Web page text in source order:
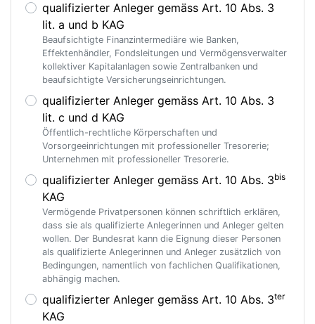
qualifizierter Anleger gemäss Art. 10 Abs. 3
lit. a und b KAG
Beaufsichtigte Finanzintermediäre wie Banken,
Effektenhändler, Fondsleitungen und Vermögensverwalter
kollektiver Kapitalanlagen sowie Zentralbanken und
beaufsichtigte Versicherungseinrichtungen.
qualifizierter Anleger gemäss Art. 10 Abs. 3
lit. c und d KAG
Öffentlich-rechtliche Körperschaften und
Vorsorgeeinrichtungen mit professioneller Tresorerie;
Unternehmen mit professioneller Tresorerie.
qualifizierter Anleger gemäss Art. 10 Abs. 3bis
KAG
Vermögende Privatpersonen können schriftlich erklären,
dass sie als qualifizierte Anlegerinnen und Anleger gelten
wollen. Der Bundesrat kann die Eignung dieser Personen
als qualifizierte Anlegerinnen und Anleger zusätzlich von
Bedingungen, namentlich von fachlichen Qualifikationen,
abhängig machen.
qualifizierter Anleger gemäss Art. 10 Abs. 3ter
KAG